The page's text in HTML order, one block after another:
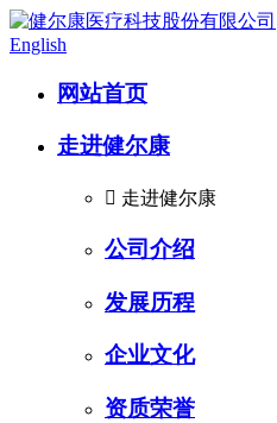
English
网站首页
走进健尔康
 走进健尔康
公司介绍
发展历程
企业文化
资质荣誉